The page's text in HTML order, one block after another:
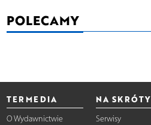
POLECAMY
TERMEDIA
O Wydawnictwie
NA SKRÓTY
Serwisy